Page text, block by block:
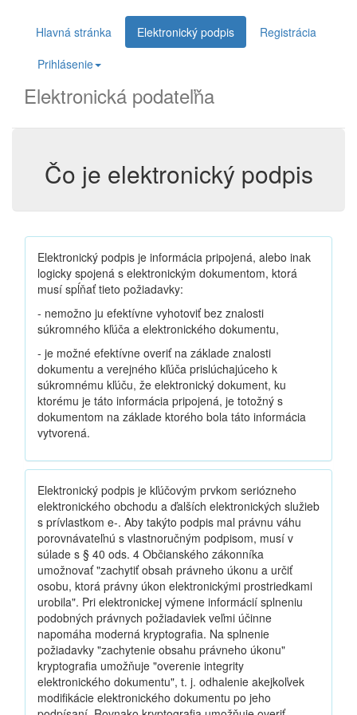
Hlavná stránka Elektronický podpis
Registrácia
Prihlásenie
Elektronická podateľňa
Čo je elektronický podpis
Elektronický podpis je informácia pripojená, alebo inak
logicky spojená s elektronickým dokumentom, ktorá
musí spĺňať tieto požiadavky:
- nemožno ju efektívne vyhotoviť bez znalosti
súkromného kľúča a elektronického dokumentu,
- je možné efektívne overiť na základe znalosti
dokumentu a verejného kľúča prislúchajúceho k
súkromnému kľúču, že elektronický dokument, ku
ktorému je táto informácia pripojená, je totožný s
dokumentom na základe ktorého bola táto informácia
vytvorená.
Elektronický podpis je kľúčovým prvkom seriózneho
elektronického obchodu a ďalších elektronických služieb
s prívlastkom e-. Aby takýto podpis mal právnu váhu
porovnávateľnú s vlastnoručným podpisom, musí v
súlade s § 40 ods. 4 Občianského zákonníka
umožnovať "zachytiť obsah právneho úkonu a určiť
osobu, ktorá právny úkon elektronickými prostriedkami
urobila". Pri elektronickej výmene informácií splneniu
podobných právnych požiadaviek veľmi účinne
napomáha moderná kryptografia. Na splnenie
požiadavky "zachytenie obsahu právneho úkonu"
kryptografia umožňuje "overenie integrity
elektronického dokumentu", t. j. odhalenie akejkoľvek
modifikácie elektronického dokumentu po jeho